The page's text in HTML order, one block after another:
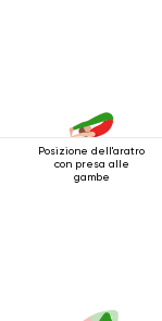
Posizione dell'aratro
con presa alle
gambe